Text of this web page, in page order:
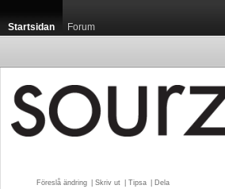
Startsidan Forum
Föreslå ändring Skriv ut Tipsa Dela